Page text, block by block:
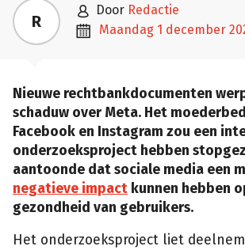
R  door Redactie
 maandag 1 december
Nieuwe rechtbankdocumenten
schaduw over Meta. Het
Facebook en Instagram zou een
onderzoeksproject hebben
aantoonde dat sociale media een
negatieve impact kunnen hebben
gezondheid van gebruikers.
Het onderzoeksproject liet